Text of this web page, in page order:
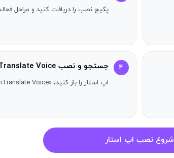
پکیج نصب را دریافت کنید و مراحل
۴ جستجو و نصب iTranslate Voice
اپ استار را باز کنید، «iTranslate Voice» را جستجو کنید و دکمه دریافت را بزنید.
شروع نصب اپ استار